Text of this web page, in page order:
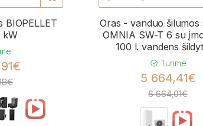
BIOPELLET
kW
Oras - vanduo šilumos
OMNIA SW-T 6 su
100 l. vandens
Turime
5 664,41€
6 664,01€